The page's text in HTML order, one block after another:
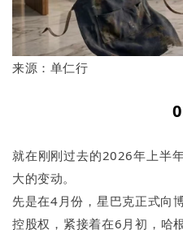
来源：单仁行
就在刚刚过去的2026年上半
大的变动。
先是在4月份，星巴克正式向
控股权，紧接着在6月初，哈